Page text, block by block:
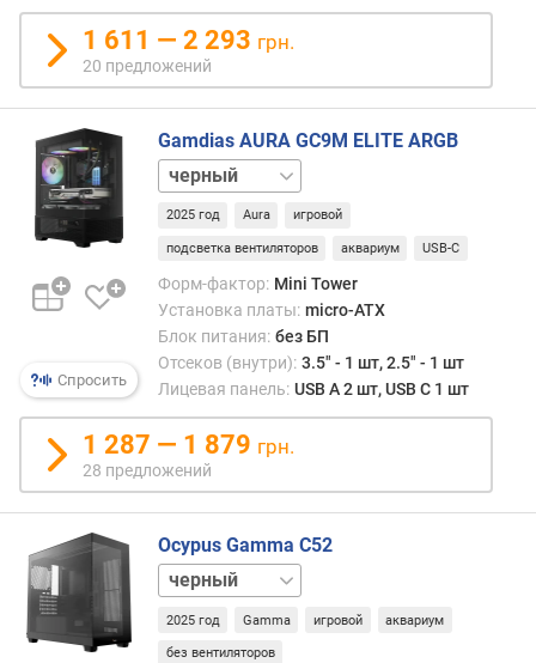
а
р
т
ы
,
д
о
(
м
м
в
о
т
а
к
у
л
е
р
,
д
1 611 — 2 293 грн.
20 предложений
Спросить
Gamdias AURA GC9M ELITE ARGB
белый
2025 год Aura игровой
подсветка вентиляторов аквариум USB-C
Форм-фактор: Mini Tower
Установка платы: micro-ATX
Блок питания: без БП
Отсеков (внутри): 3.5" - 1 шт, 2.5" - 1 шт
Лицевая панель: USB A 2 шт, USB C 1 шт
1 287 — 1 879 грн.
28 предложений
Ocypus Gamma C52
белый
2025 год Gamma игровой аквариум
без вентиляторов